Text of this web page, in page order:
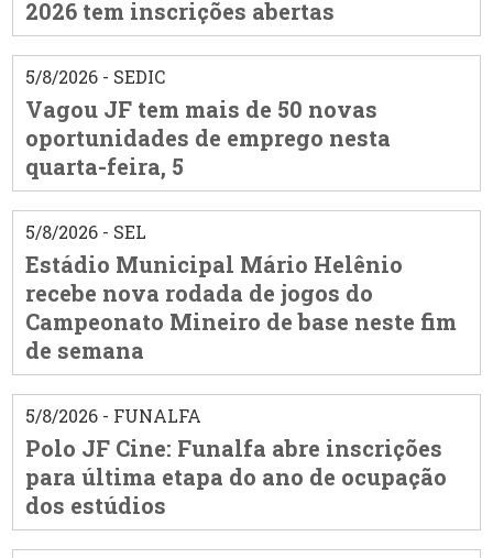
2026 tem inscrições abertas
5/8/2026 - SEDIC
Vagou JF tem mais de 50 novas
oportunidades de emprego nesta
quarta-feira, 5
5/8/2026 - SEL
Estádio Municipal Mário Helênio
recebe nova rodada de jogos do
Campeonato Mineiro de base neste fim
de semana
5/8/2026 - FUNALFA
Polo JF Cine: Funalfa abre inscrições
para última etapa do ano de ocupação
dos estúdios